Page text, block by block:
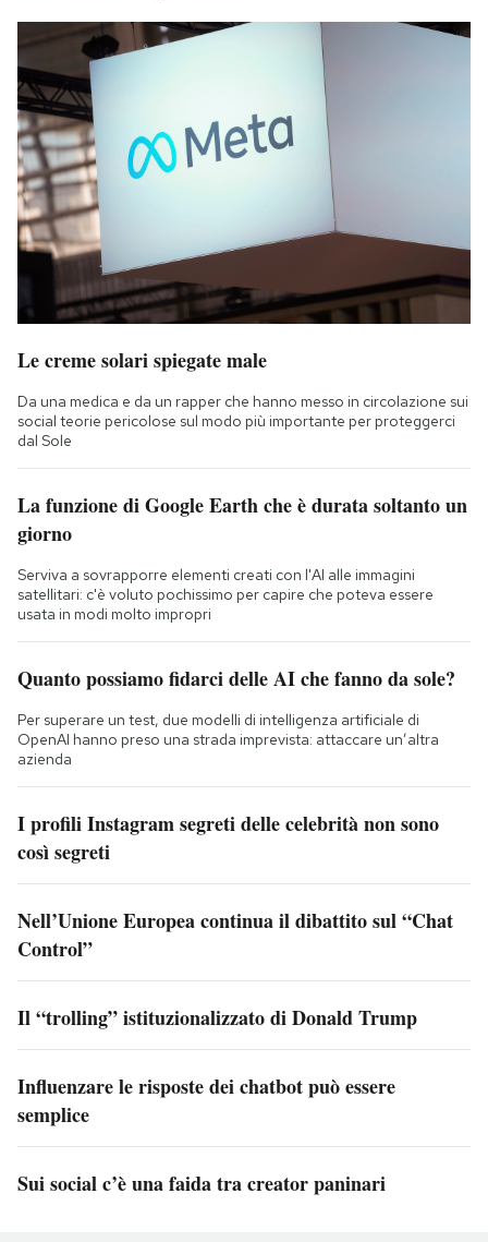
Le creme solari spiegate male
Da una medica e da un rapper che hanno messo in circolazione sui
social teorie pericolose sul modo più importante per proteggerci
dal Sole
La funzione di Google Earth che è durata soltanto un
giorno
Serviva a sovrapporre elementi creati con l'AI alle immagini
satellitari: c'è voluto pochissimo per capire che poteva essere
usata in modi molto impropri
Quanto possiamo fidarci delle AI che fanno da sole?
Per superare un test, due modelli di intelligenza artificiale di
OpenAI hanno preso una strada imprevista: attaccare un’altra
azienda
I profili Instagram segreti delle celebrità non sono
così segreti
Nell’Unione Europea continua il dibattito sul “Chat
Control”
Il “trolling” istituzionalizzato di Donald Trump
Influenzare le risposte dei chatbot può essere
semplice
Sui social c’è una faida tra creator paninari